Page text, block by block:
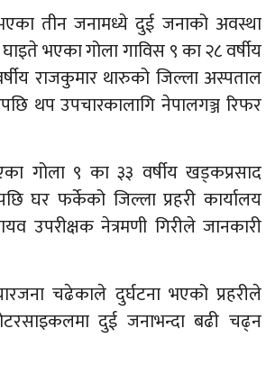
तीन जनामध्ये दुई जनाको अवस्था
भएका गोला गाविस ९ का २८ वर्षीय
राजकुमार थारुको जिल्ला अस्पताल
थप उपचारकालागि नेपालगञ्ज रिफर
गोला ९ का ३३ वर्षीय खड्कप्रसाद
घर फर्केको जिल्ला प्रहरी कार्यालय
उपरीक्षक नेत्रमणी गिरीले जानकारी
चढेकाले दुर्घटना भएको प्रहरीले
दुई जनाभन्दा बढी चढ्न